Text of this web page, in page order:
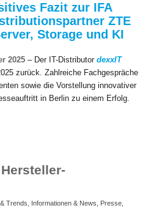
Fazit zur IFA
ZTE
Storage und KI​
2025– Der IT-Distributor dexxIT
zurück. Zahlreiche Fachgespräche
sowie die Vorstellung innovativer
in Berlin zu einem Erfolg.
Trends Informationen & News Presse,